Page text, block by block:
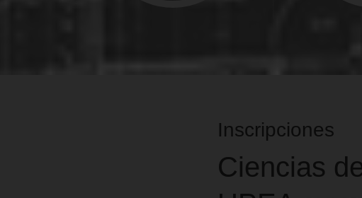
Inscripciones
Ciencias